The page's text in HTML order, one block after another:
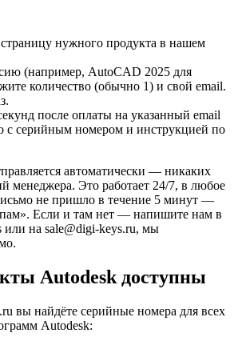
нужного продукта в нашем
(например, AutoCAD 2025 для
количество (обычно 1) и свой email.
после оплаты на указанный email
с серийным номером и инструкцией по
автоматически — никаких
менеджера. Это работает 24/7, в любое
не пришло в течение 5 минут —
Если и там нет — напишите нам в
или на sale@digi-keys.ru, мы
Autodesk доступны
вы найдёте серийные номера для всех
Autodesk: